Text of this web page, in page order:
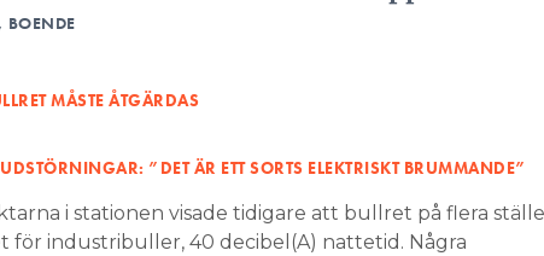
BOENDE
MÅSTE ÅTGÄRDAS
”DET ÄR ETT SORTS ELEKTRISKT BRUMMANDE”
i stationen visade tidigare att bullret på flera
för industribuller, 40 decibel(A) nattetid. Några